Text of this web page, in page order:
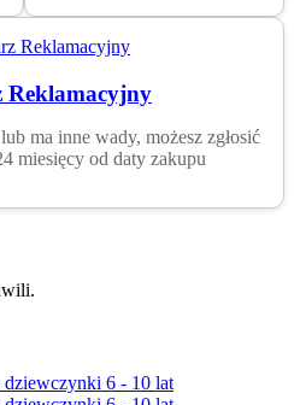
Reklamacyjny
ma inne wady, możesz zgłosić
miesięcy od daty zakupu